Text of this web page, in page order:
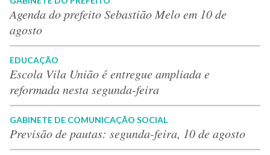
Agenda do prefeito Sebastião Melo em 10 de
agosto
EDUCAÇÃO
Escola Vila União é entregue ampliada e
reformada nesta segunda-feira
GABINETE DE COMUNICAÇÃO SOCIAL
Previsão de pautas: segunda-feira, 10 de agosto